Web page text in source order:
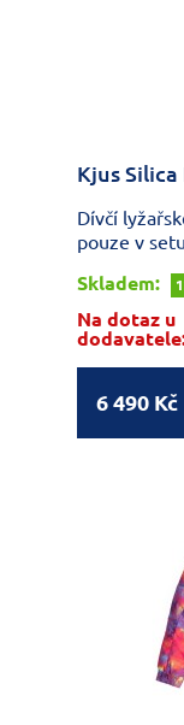
Kjus Silica
Dívčí
pouze v
Skladem:
Na dotaz u
6 490 Kč